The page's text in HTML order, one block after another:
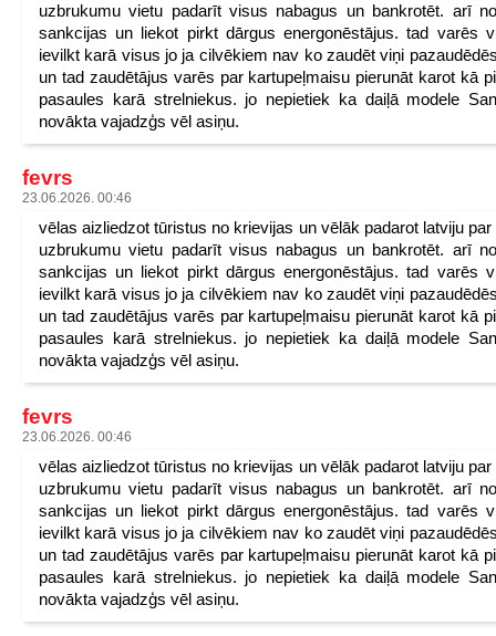
uzbrukumu vietu padarīt visus nabagus un bankrotēt. arī
sankcijas un liekot pirkt dārgus energonēstājus. tad varēs
ievilkt karā visus jo ja cilvēkiem nav ko zaudēt viņi
un tad zaudētājus varēs par kartupeļmaisu pierunāt karot kā
pasaules karā strelniekus. jo nepietiek ka daiļā modele
novākta vajadzģs vēl asiņu.
fevrs
23.06.2026. 00:46
vēlas aizliedzot tūristus no krievijas un vēlāk padarot latviju par
uzbrukumu vietu padarīt visus nabagus un bankrotēt. arī
sankcijas un liekot pirkt dārgus energonēstājus. tad varēs
ievilkt karā visus jo ja cilvēkiem nav ko zaudēt viņi
un tad zaudētājus varēs par kartupeļmaisu pierunāt karot kā
pasaules karā strelniekus. jo nepietiek ka daiļā modele
novākta vajadzģs vēl asiņu.
fevrs
23.06.2026. 00:46
vēlas aizliedzot tūristus no krievijas un vēlāk padarot latviju par
uzbrukumu vietu padarīt visus nabagus un bankrotēt. arī
sankcijas un liekot pirkt dārgus energonēstājus. tad varēs
ievilkt karā visus jo ja cilvēkiem nav ko zaudēt viņi
un tad zaudētājus varēs par kartupeļmaisu pierunāt karot kā
pasaules karā strelniekus. jo nepietiek ka daiļā modele
novākta vajadzģs vēl asiņu.